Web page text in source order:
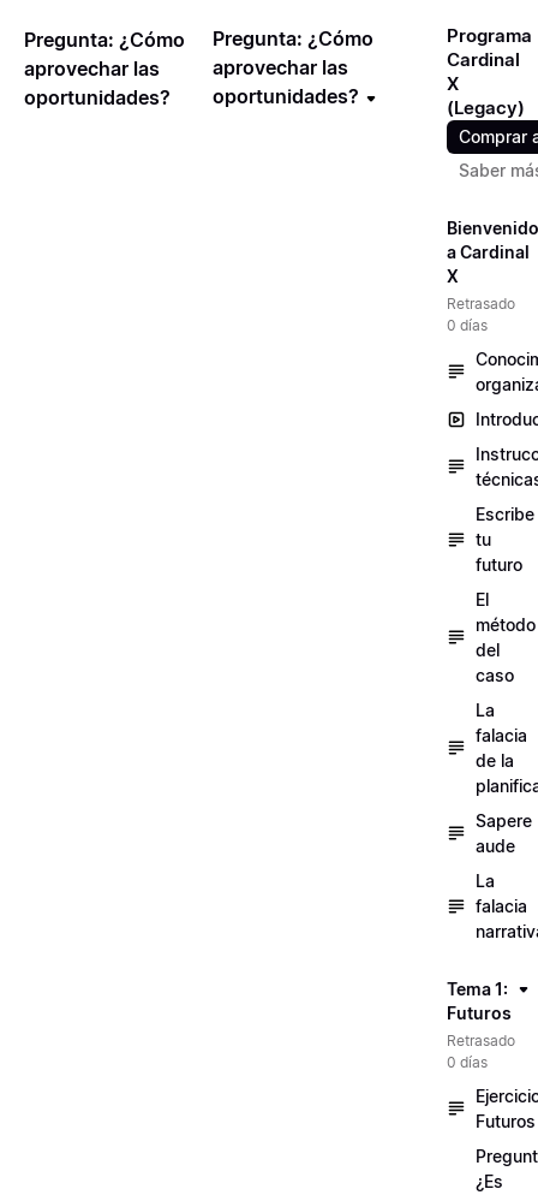
Pregunta: ¿Cómo
aprovechar las
oportunidades?
Pregunta: ¿Cómo
aprovechar las
oportunidades?
Programa
Cardinal
X
(Legacy)
Comprar
Saber
Bienvenido
a Cardinal
X
Retrasado
0 días
Escribe
tu
futuro
El
método
del
caso
La
falacia
de la
Sapere
aude
La
falacia
Tema 1:
Futuros
Retrasado
0 días
Futuros
¿Es